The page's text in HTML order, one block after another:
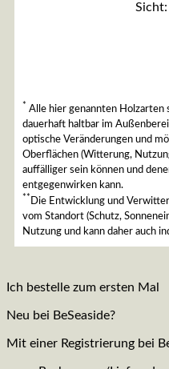
* Alle hier genannten Holzarten
dauerhaft haltbar im
optische Veränderungen und
Oberflächen (Witterung,
auffälliger sein können und
entgegenwirken kann.
** Die Entwicklung und
vom Standort (Schutz,
Nutzung und kann daher auch
Ich bestelle zum ersten Mal
Neu bei BeSeaside?
Mit einer Registrierung bei